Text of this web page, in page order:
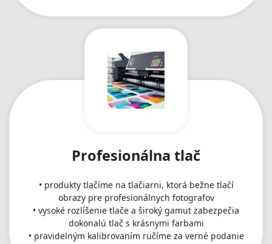
Profesionálna tlač
• produkty tlačíme na tlačiarni, ktorá bežne tlačí
obrazy pre profesionálnych fotografov
• vysoké rozlíšenie tlače a široký gamut zabezpečia
dokonalú tlač s krásnymi farbami
• pravidelným kalibrovaním ručíme za verné podanie